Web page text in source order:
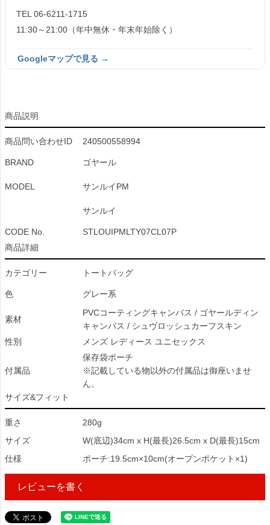
TEL 06-6211-1715
11:30～21:00（年中無休・年末年始除く）
Googleマップで見る →
商品説明
商品問い合わせID 240500558994
BRAND ゴヤール
MODEL サンルイPM
サンルイ
CODE No.
STLOUIPMLTY07CL07P
商品詳細
カテゴリー トートバッグ
色 グレー系
素材
PVCコーティングキャンバス / ゴヤールディン
キャンバス / シュヴロッシュカーフスキン
性別
メンズ レディース ユニセックス
付属品
保存袋ポーチ
※記載している物以外の付属品は御座いませ
ん。
サイズ&フィット
重さ
280g
サイズ
W(底辺)34cm x H(最長)26.5cm x D(最長)15cm
仕様
ポーチ:19.5cm×10cm(オープンポケット×1)
レビューを書く